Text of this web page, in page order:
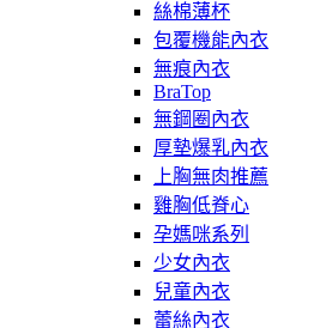
絲棉薄杯
包覆機能內衣
無痕內衣
BraTop
無鋼圈內衣
厚墊爆乳內衣
上胸無肉推薦
雞胸低脊心
孕媽咪系列
少女內衣
兒童內衣
蕾絲內衣